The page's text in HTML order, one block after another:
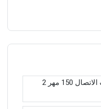
الاختبار الفصلي الأول مهارات الاتصال 150 مهر 2